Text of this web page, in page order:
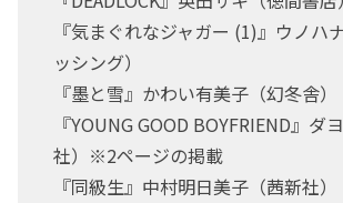
『気まぐれなジャガー (1)』ウノハ
ッシング）
『墨と雪』かわい有美子（幻冬舎）
『YOUNG GOOD BOYFRIEND』ダ
社）※2ページの掲載
『同級生』中村明日美子（茜新社）